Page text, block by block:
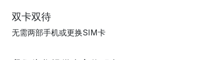
双卡双待
无需两部手机或更换SIM卡